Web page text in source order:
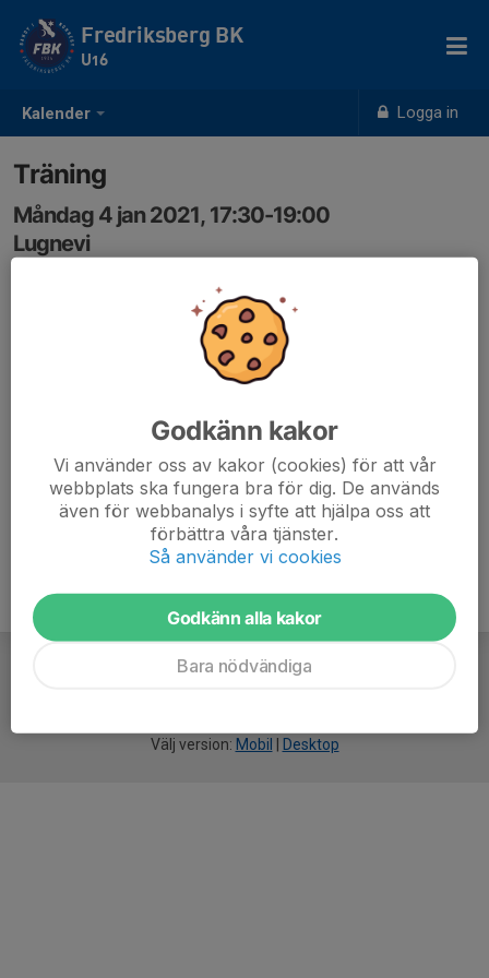
Kalender Logga in
Fredriksberg BK
U16
Träning
Måndag 4 jan 2021, 17:30-19:00
Lugnevi
Välj version: Mobil Desktop
Godkänn kakor
Vi använder oss av kakor (cookies) för att vår
webbplats ska fungera bra för dig. De används
även för webbanalys i syfte att hjälpa oss att
förbättra våra tjänster.
Så använder vi cookies
Godkänn alla kakor
Bara nödvändiga